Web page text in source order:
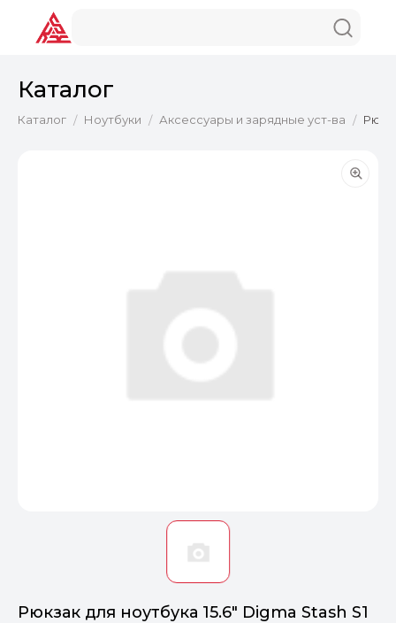
Каталог
Каталог / Ноутбуки / Аксессуары и зарядные уст-ва /
Рюкзак для ноутбука 15.6" Digma Stash S1